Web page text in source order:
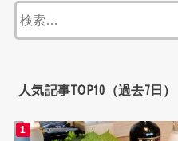
人気記事TOP10（過去7日）